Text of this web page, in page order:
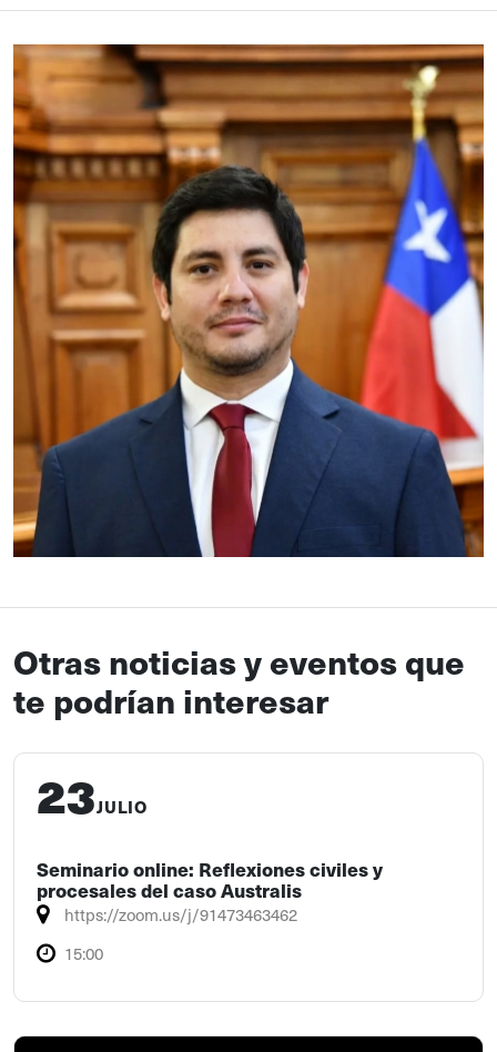
Otras noticias y eventos que
te podrían interesar
23JULIO
Seminario online: Reflexiones civiles y
procesales del caso Australis
https://zoom.us/j/91473463462
15:00